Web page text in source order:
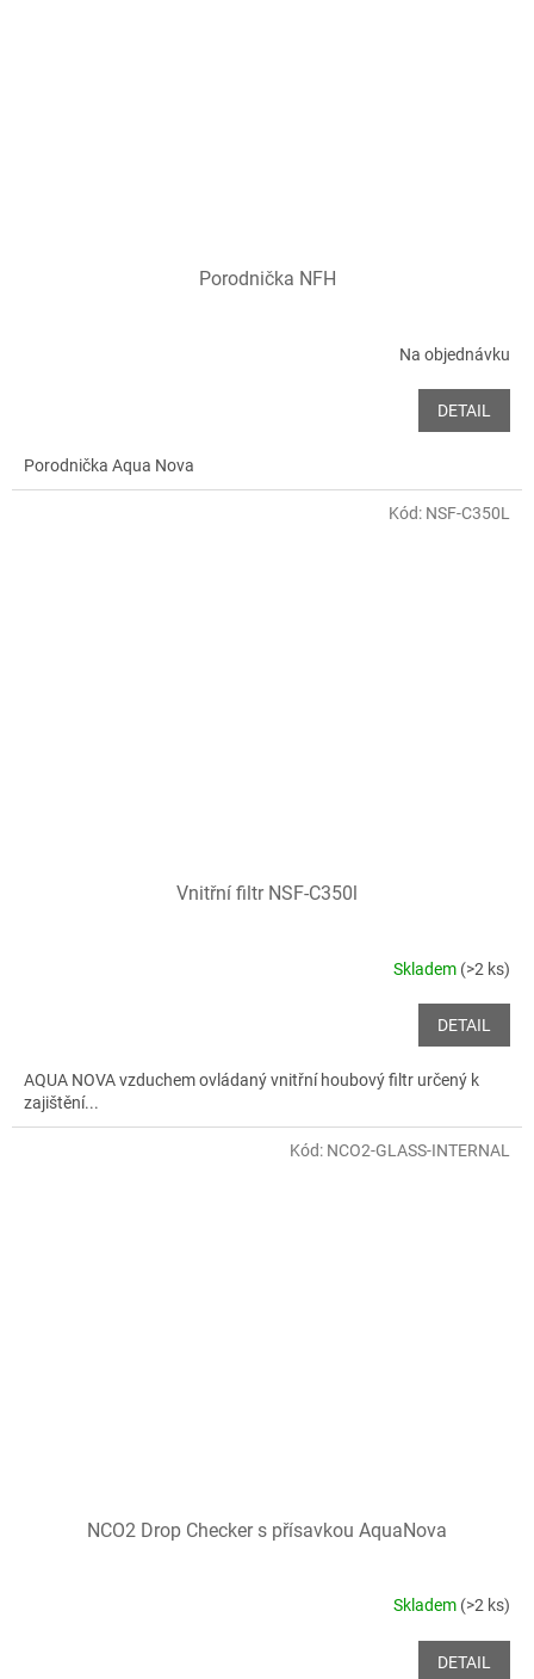
Porodnička NFH
Na objednávku
DETAIL
Porodnička Aqua Nova
Vnitřní filtr NSF-C350l
Skladem (>2 ks)
DETAIL
AQUA NOVA vzduchem ovládaný vnitřní houbový filtr určený k
zajištění...
Kód: NSF-C350L
NCO2 Drop Checker s přísavkou AquaNova
Skladem (>2 ks)
DETAIL
Kód: NCO2-GLASS-INTERNAL